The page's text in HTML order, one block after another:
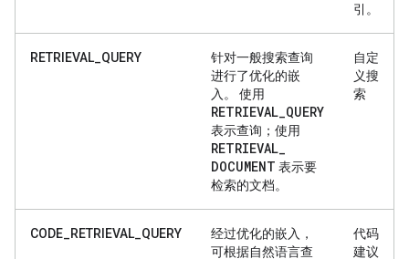
引。
RETRIEVAL_QUERY
针对一般搜索查询
进行了优化的嵌
入。 使用
RETRIEVAL_QUERY
表示查询；使用
RETRIEVAL_
DOCUMENT 表示要
检索的文档。
自定
义搜
索
CODE_RETRIEVAL_QUERY
经过优化的嵌入，
可根据自然语言查
代码
建议